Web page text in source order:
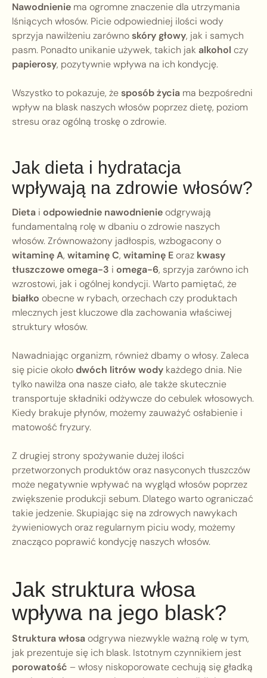
Nawodnienie ma ogromne znaczenie dla utrzymania
lśniących włosów. Picie odpowiedniej ilości wody
sprzyja nawilżeniu zarównoskóry głowy, jak i samych
pasm. Ponadto unikanie używek, takich jak alkohol czy
papierosy, pozytywnie wpływa na ich kondycję.
Wszystko to pokazuje, żesposób życia ma bezpośredni
wpływ na blask naszych włosów poprzez dietę, poziom
stresu oraz ogólną troskę o zdrowie.
Jak dieta i hydratacja
wpływają na zdrowie włosów?
Dieta i odpowiednie nawodnienieodgrywają
fundamentalną rolę w dbaniu o zdrowie naszych
włosów. Zrównoważony jadłospis, wzbogacony o
witaminę A, witaminę C, witaminę Eoraz kwasy
tłuszczowe omega-3 i omega-6, sprzyja zarówno ich
wzrostowi, jak i ogólnej kondycji. Warto pamiętać, że
białko obecne w rybach, orzechach czy produktach
mlecznych jest kluczowe dla zachowania właściwej
struktury włosów.
Nawadniając organizm, również dbamy o włosy. Zaleca
się picie okołodwóch litrów wody każdego dnia. Nie
tylko nawilża ona nasze ciało, ale także skutecznie
transportuje składniki odżywcze do cebulek włosowych.
Kiedy brakuje płynów, możemy zauważyć osłabienie i
matowość fryzury.
Z drugiej strony spożywanie dużej ilości
przetworzonych produktów oraz nasyconych tłuszczów
może negatywnie wpływać na wygląd włosów poprzez
zwiększenie produkcji sebum. Dlatego warto ograniczać
takie jedzenie. Skupiając się na zdrowych nawykach
żywieniowych oraz regularnym piciu wody, możemy
znacząco poprawić kondycję naszych włosów.
Jak struktura włosa
wpływa na jego blask?
Struktura włosaodgrywa niezwykle ważną rolę w tym,
jak prezentuje się ich blask. Istotnym czynnikiem jest
porowatość – włosy niskoporowate cechują się gładką